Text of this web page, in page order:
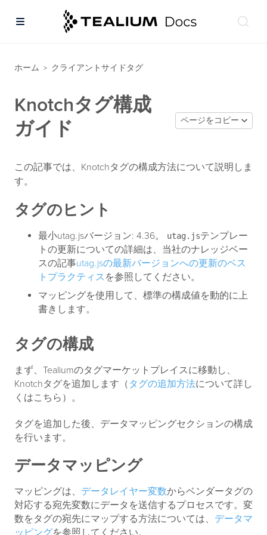
ホーム > クライアントサイドタグ
Knotchタグ構成
ガイド
ページをコピー
この記事では、Knotchタグの構成方法について説明しま
す。
タグのヒント
最小utag.jsバージョン: 4.36。 utag.jsテンプレー
トの更新についての詳細は、当社のナレッジベー
スの記事utag.jsの最新バージョンへの更新のベス
トプラクティス を参照してください。
マッピングを使用して、標準の構成値を動的に上
書きします。
タグの構成
まず、Tealiumのタグマーケットプレイスに移動し、
Knotchタグを追加します（ タグの追加方法について詳し
くはこちら）。
タグを追加した後、データマッピングセクションの構成
を行います。
データマッピング
マッピングは、 データレイヤー変数からベンダータグの
対応する宛先変数にデータを送信するプロセスです。変
数をタグの宛先にマップする方法については、 データマ